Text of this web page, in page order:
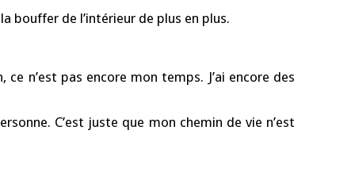
bouffer de l’intérieur de plus en plus.
n’est pas encore mon temps. J’ai encore des
C’est juste que mon chemin de vie n’est